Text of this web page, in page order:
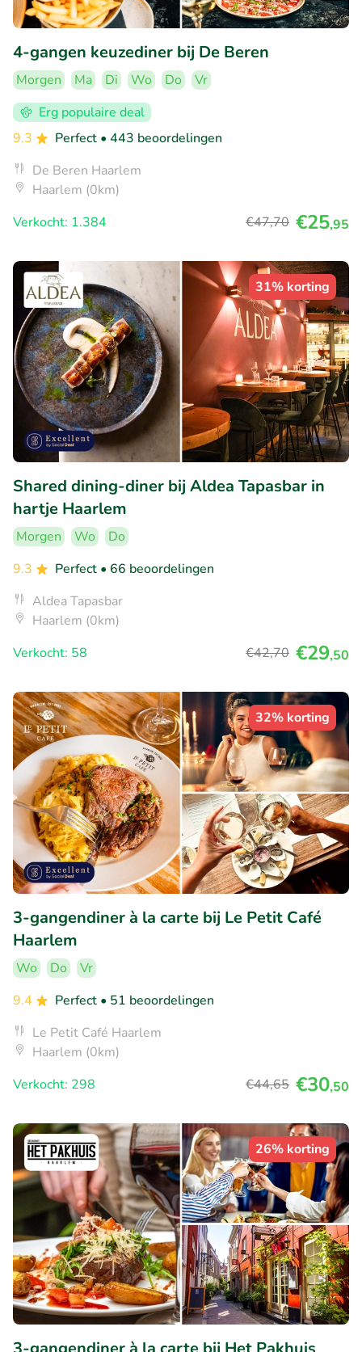
4-gangen keuzediner bij De Beren
Morgen Ma Di Wo Do
Vr
Erg populaire deal
9.3
Perfect • 443 beoordelingen
De Beren Haarlem
Haarlem (0km)
Verkocht: 1.384
€47,70 €25,95
31% korting
Shared dining-diner bij Aldea Tapasbar in
hartje Haarlem
Morgen Wo
Do
9.3
Perfect • 66 beoordelingen
Aldea Tapasbar
Haarlem (0km)
Verkocht: 58
€42,70 €29,50
32% korting
3-gangendiner à la carte bij Le Petit Café
Haarlem
Wo Do
Vr
9.4
Perfect • 51 beoordelingen
Le Petit Café Haarlem
Haarlem (0km)
Verkocht: 298
€44,65 €30,50
26% korting